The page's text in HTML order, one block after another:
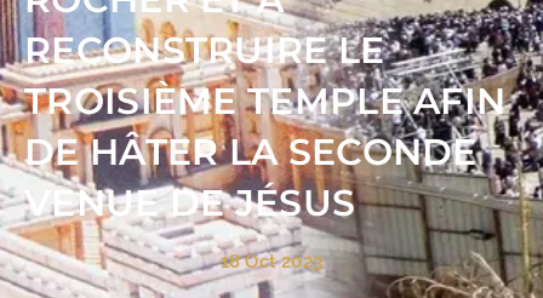
RECONSTRUIRE LE
TROISIÈME TEMPLE AFIN
DE HÂTER LA SECONDE
VENUE DE JÉSUS
18 Oct 2023